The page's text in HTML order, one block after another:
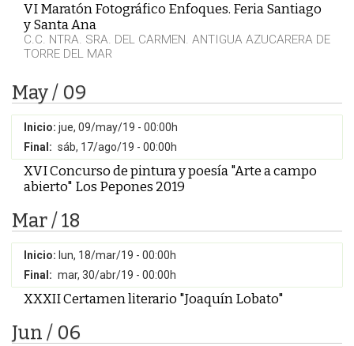
VI Maratón Fotográfico Enfoques. Feria Santiago
y Santa Ana
C.C. NTRA. SRA. DEL CARMEN. ANTIGUA AZUCARERA DE
TORRE DEL MAR
May / 09
Inicio: jue, 09/may/19 - 00:00h
Final: sáb, 17/ago/19 - 00:00h
XVI Concurso de pintura y poesía "Arte a campo
abierto" Los Pepones 2019
Mar / 18
Inicio: lun, 18/mar/19 - 00:00h
Final: mar, 30/abr/19 - 00:00h
XXXII Certamen literario "Joaquín Lobato"
Jun / 06